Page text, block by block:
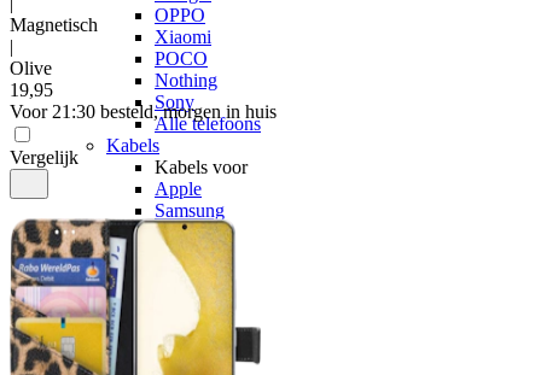
OPPO
Xiaomi
POCO
Nothing
Sony
Alle telefoons
Kabels
Kabels voor
Apple
Samsung
OnePlus
Motorola
Google
OPPO
Xiaomi
POCO
Nothing
Magnetisch
|
Olive
19,95
Voor 21:30 besteld, morgen in huis
Vergelijk